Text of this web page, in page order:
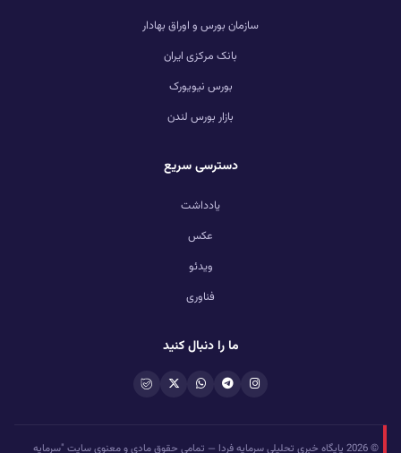
سازمان بورس و اوراق بهادار
بانک مرکزی ایران
بورس نیویورک
بازار بورس لندن
دسترسی سریع
یادداشت
عکس
ویدئو
فناوری
ما را دنبال کنید
© 2026 پایگاه خبری تحلیلی سرمایه فردا — تمامی حقوق مادی و معنوی سایت "سرمایه